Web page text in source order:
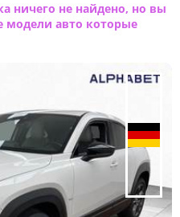
ничего не найдено, но вы
модели авто которые